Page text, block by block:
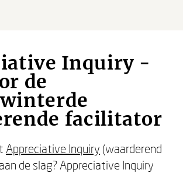
Inquiry -
de
facilitator
Appreciative Inquiry (waarderend
de slag? Appreciative Inquiry